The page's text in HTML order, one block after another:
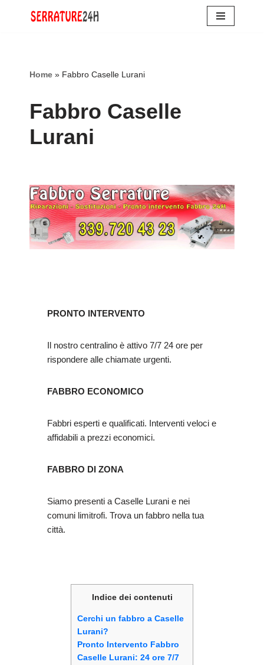
Home » Fabbro Caselle Lurani
Fabbro Caselle
Lurani
PRONTO INTERVENTO
Il nostro centralino è attivo 7/7 24 ore per
rispondere alle chiamate urgenti.
FABBRO ECONOMICO
Fabbri esperti e qualificati. Interventi veloci e
affidabili a prezzi economici.
FABBRO DI ZONA
Siamo presenti a Caselle Lurani e nei
comuni limitrofi. Trova un fabbro nella tua
città.
Indice dei contenuti
Cerchi un fabbro a Caselle
Lurani?
Pronto Intervento Fabbro
Caselle Lurani: 24 ore 7/7